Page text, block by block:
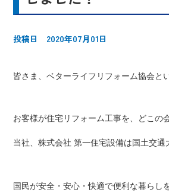
投稿日 2020年07月01日
皆さま、ベターライフリフォーム協会と
お客様が住宅リフォーム工事を、どこの
当社、株式会社 第一住宅設備は国土交通
国民が安全・安心・快適で便利な暮らし